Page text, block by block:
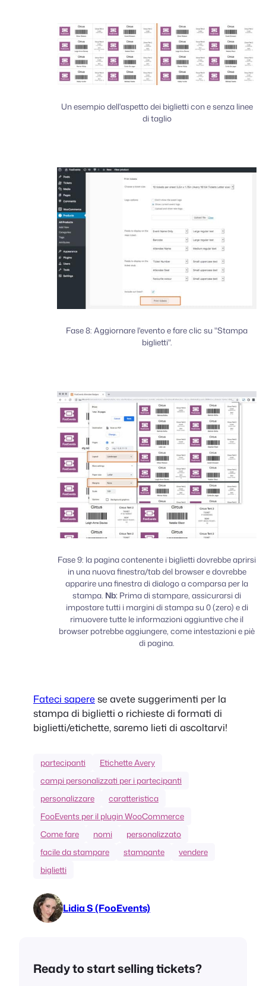
Un esempio dell'aspetto dei biglietti con e senza linee
di taglio
Fase 8: Aggiornare l'evento e fare clic su "Stampa
biglietti".
Fase 9: la pagina contenente i biglietti dovrebbe aprirsi
in una nuova finestra/tab del browser e dovrebbe
apparire una finestra di dialogo a comparsa per la
stampa. Nb: Prima di stampare, assicurarsi di
impostare tutti i margini di stampa su 0 (zero) e di
rimuovere tutte le informazioni aggiuntive che il
browser potrebbe aggiungere, come intestazioni e piè
di pagina.
Fateci saperese avete suggerimenti per la
stampa di biglietti o richieste di formati di
biglietti/etichette, saremo lieti di ascoltarvi!
partecipanti
Etichette Avery
campi personalizzati per i partecipanti
personalizzare
caratteristica
FooEvents per il plugin WooCommerce
Come fare
nomi
personalizzato
facile da stampare
stampante
vendere
biglietti
Lidia S (FooEvents)
Ready to start selling tickets?